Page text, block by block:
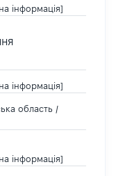
інформація]
інформація]
область /
інформація]